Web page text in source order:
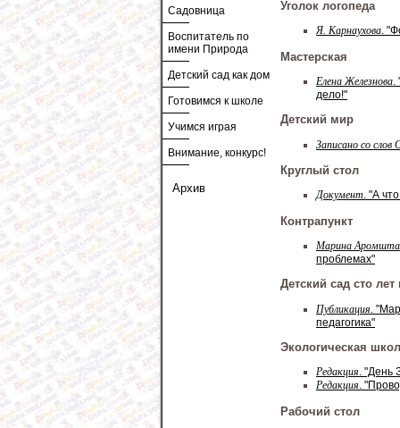
Садовница
Воспитатель по
имени Природа
Детский сад как дом
Готовимся к школе
Учимся играя
Внимание, конкурс!
Архив
Уголок логопеда
Я. Карнаухова.
Мастерская
Елена Железнова.
дело!"
Детский мир
Записано со
Круглый стол
Документ. "А
Контрапункт
Марина
проблемах"
Детский сад сто лет
Публикация .
педагогика"
Экологическая
Редакция. "День
Редакция.
Рабочий стол